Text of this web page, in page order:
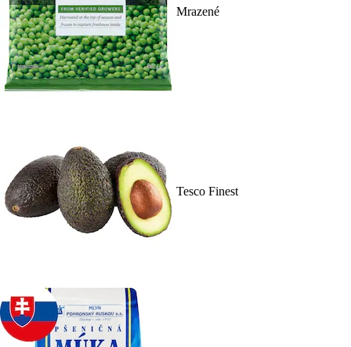
Mrazené
Tesco Finest